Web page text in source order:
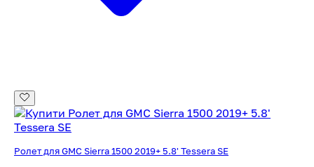
Ролет для GMC Sierra 1500 2019+ 5.8' Tessera SE